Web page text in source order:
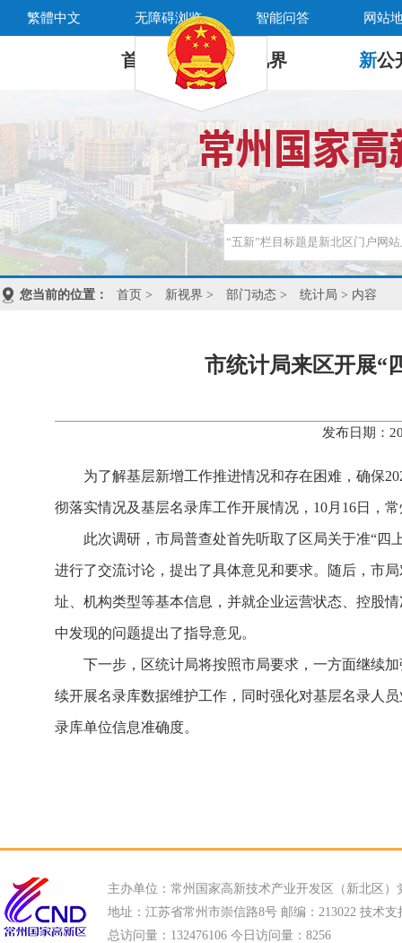
繁體中文 无障碍浏览 智能问答 网站
首 页 新 视界 新公
您当前的位置： 首页 > 新视界 > 部门动态 > 统计局 > 内容
市统计局来区开展“
发布日期：
为了解基层新增工作推进情况和存在困难，确保
彻落实情况及基层名录库工作开展情况，10月16日，
此次调研，市局普查处首先听取了区局关于准“四
进行了交流讨论，提出了具体意见和要求。随后，市
址、机构类型等基本信息，并就企业运营状态、控股
中发现的问题提出了指导意见。
下一步，区统计局将按照市局要求，一方面继续
续开展名录库数据维护工作，同时强化对基层名录人
录库单位信息准确度。
主办单位：常州国家高新技术产业开发区（新北区）
地址：江苏省常州市崇信路8号 邮编：213022 技术支
总访问量： 132476106 今日访问量： 8256